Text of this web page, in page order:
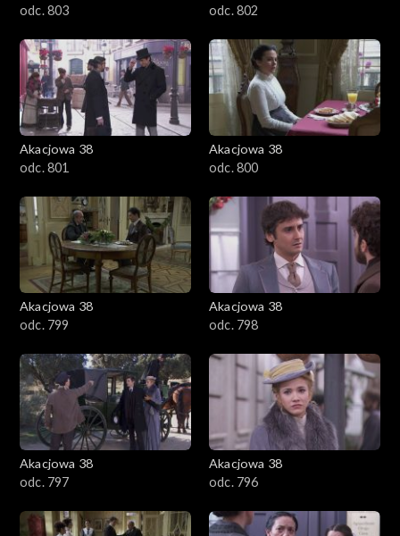
odc. 803
odc. 802
Akacjowa 38
odc. 801
Akacjowa 38
odc. 800
Akacjowa 38
odc. 799
Akacjowa 38
odc. 798
Akacjowa 38
odc. 797
Akacjowa 38
odc. 796